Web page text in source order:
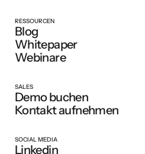
RESSOURCEN
Blog
Whitepaper
Webinare
SALES
Demo buchen
Kontakt aufnehmen
SOCIAL MEDIA
Linkedin